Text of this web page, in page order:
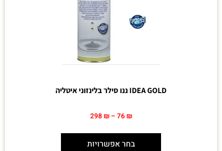
IDEA GOLD ננו סילר בלינזוני איטליה
76 ₪
–
298 ₪
בחר אפשרויות